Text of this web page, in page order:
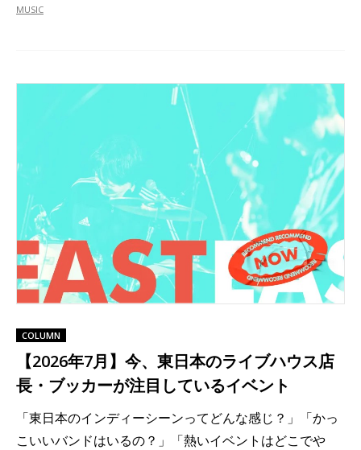
MUSIC
COLUMN
【2026年7月】今、東日本のライブハウス店
長・ブッカーが注目しているイベント
「東日本のインディーシーンってどんな感じ？」「かっ
こいいバンドはいるの？」「熱いイベントはどこでや